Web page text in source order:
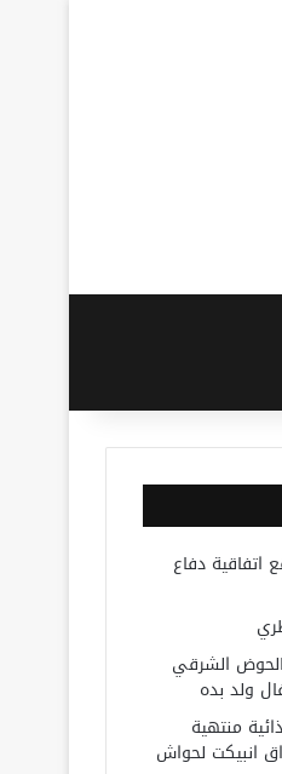
اتفاقية دفاع
الشرقي
ولد بده
منتهية
انبيكت لحواش